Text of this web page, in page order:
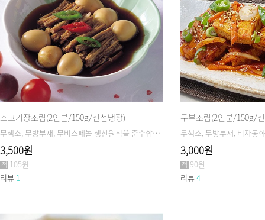
소고기장조림(2인분/150g/신선냉장)
무색소, 무방부재, 무비스페놀 생산원칙을 준수합니다.
3,500원
105원
리뷰 1
두부조림(2인분/150g/
무색소, 무방부재, 비자동
3,000원
90원
리뷰4